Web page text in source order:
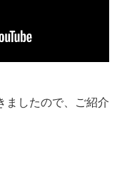
ましたので、ご紹介